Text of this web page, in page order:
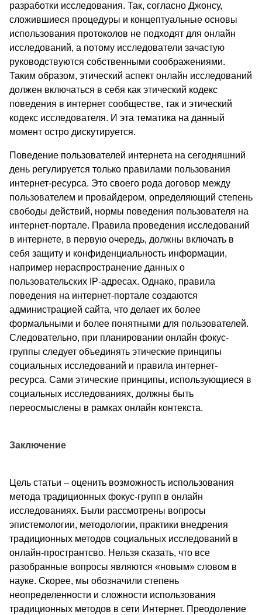
разработки исследования. Так, согласно Джонсу,
сложившиеся процедуры и концептуальные основы
использования протоколов не подходят для онлайн
исследований, а потому исследователи зачастую
руководствуются собственными соображениями.
Таким образом, этический аспект онлайн исследований
должен включаться в себя как этический кодекс
поведения в интернет сообществе, так и этический
кодекс исследователя. И эта тематика на данный
момент остро дискутируется.
Поведение пользователей интернета на сегодняшний
день регулируется только правилами пользования
интернет-ресурса. Это своего рода договор между
пользователем и провайдером, определяющий степень
свободы действий, нормы поведения пользователя на
интернет-портале. Правила проведения исследований
в интернете, в первую очередь, должны включать в
себя защиту и конфиденциальность информации,
например нераспространение данных о
пользовательских IP-адресах. Однако, правила
поведения на интернет-портале создаются
администрацией сайта, что делает их более
формальными и более понятными для пользователей.
Следовательно, при планировании онлайн фокус-
группы следует объединять этические принципы
социальных исследований и правила интернет-
ресурса. Сами этические принципы, использующиеся в
социальных исследованиях, должны быть
переосмыслены в рамках онлайн контекста.
Заключение
Цель статьи – оценить возможность использования
метода традиционных фокус-групп в онлайн
исследованиях. Были рассмотрены вопросы
эпистемологии, методологии, практики внедрения
традиционных методов социальных исследований в
онлайн-пространтсво. Нельзя сказать, что все
разобранные вопросы являются «новым» словом в
науке. Скорее, мы обозначили степень
неопределенности и сложности использования
традиционных методов в сети Интернет. Преодоление